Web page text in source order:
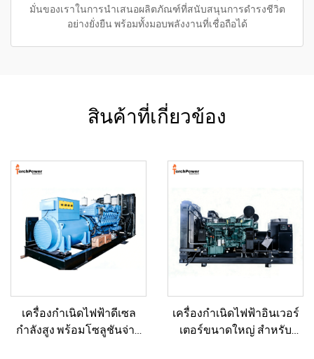
มั่นของเราในการนำเสนอผลิตภัณฑ์ที่สนับสนุนการดำรงชีวิต
อย่างยั่งยืน พร้อมทั้งมอบพลังงานที่เชื่อถือได้
สินค้าที่เกี่ยวข้อง
เครื่องกำเนิดไฟฟ้าดีเซล
กำลังสูง พร้อมโซลูชันจ่าย
เครื่องกำเนิดไฟฟ้าอินเวอร์
เตอร์ขนาดใหญ่ สำหรับ